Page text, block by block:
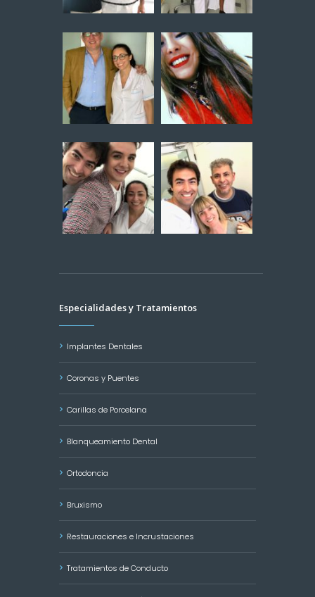
Especialidades y Tratamientos
Implantes Dentales
Coronas y Puentes
Carillas de Porcelana
Blanqueamiento Dental
Ortodoncia
Bruxismo
Restauraciones e Incrustaciones
Tratamientos de Conducto